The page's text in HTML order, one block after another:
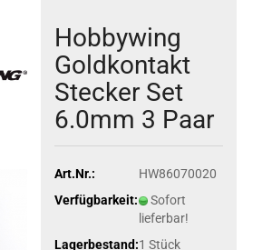
Hobbywing
Goldkontakt
Stecker Set
6.0mm 3 Paar
Art.Nr.:
HW86070020
Verfügbarkeit:
Sofort
lieferbar!
Lagerbestand:1 Stück